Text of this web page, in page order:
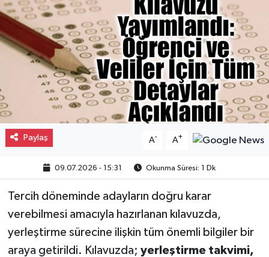
Paylaş A- A+
09.07.2026 - 15:31 Okunma Süresi: 1 Dk
Tercih döneminde adayların doğru karar
verebilmesi amacıyla hazırlanan kılavuzda,
yerleştirme sürecine ilişkin tüm önemli bilgiler bir
araya getirildi. Kılavuzda; yerleştirme takvimi,
Spor
Eğitim